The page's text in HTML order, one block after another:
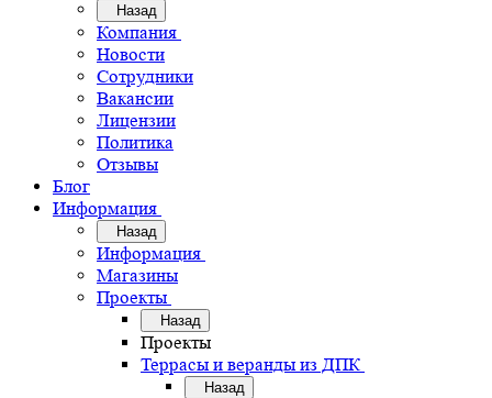
Назад
Компания
Новости
Сотрудники
Вакансии
Лицензии
Политика
Отзывы
Блог
Информация
Назад
Информация
Магазины
Проекты
Назад
Проекты
Террасы и веранды из ДПК
Назад